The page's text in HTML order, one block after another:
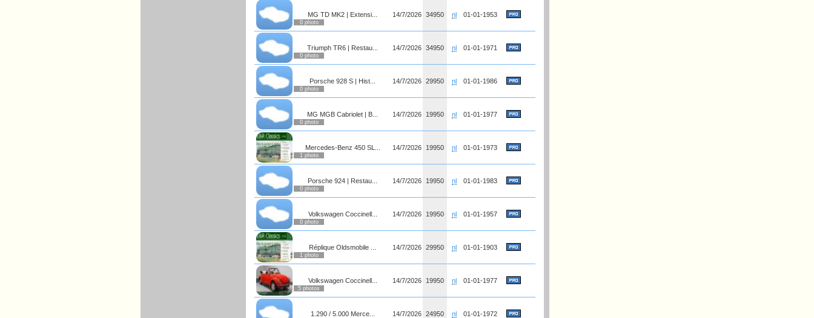
MG TD MK2 | Extensi...
0 photo
14/7/2026 34950 nl 01-01-1953
Triumph TR6 | Restau...
0 photo
14/7/2026 34950 nl 01-01-1971
Porsche 928 S | Hist...
0 photo
14/7/2026 29950 nl 01-01-1986
MG MGB Cabriolet | B...
0 photo
14/7/2026 19950 nl 01-01-1977
Mercedes-Benz 450 SL...
1 photo
14/7/2026 19950 nl 01-01-1973
Porsche 924 | Restau...
0 photo
14/7/2026 19950 nl 01-01-1983
Volkswagen Coccinell...
0 photo
14/7/2026 19950 nl 01-01-1957
Réplique Oldsmobile ...
1 photo
14/7/2026 29950 nl 01-01-1903
Volkswagen Coccinell...
5 photos
14/7/2026 19950 nl 01-01-1977
1.290 / 5.000 Merce... 14/7/2026 24950 nl 01-01-1972